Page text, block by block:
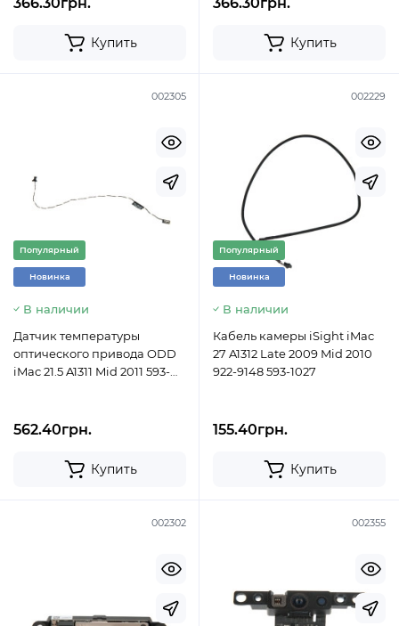
Купить Купить
002305
Популярный
Новинка
В наличии
Датчик температуры
оптического привода ODD
iMac 21.5 A1311 Mid 2011 593-
562.40грн.
Купить
002229
Популярный
Новинка
В наличии
Кабель камеры iSight iMac
27 A1312 Late 2009 Mid 2010
922-9148 593-1027
155.40грн.
Купить
002302 002355